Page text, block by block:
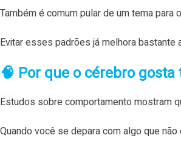
Também é comum pular de um tema
Evitar esses padrões já melhora bastante
🧠 Por que o cérebro
Estudos sobre comportamento mostram
Quando você se depara com algo que